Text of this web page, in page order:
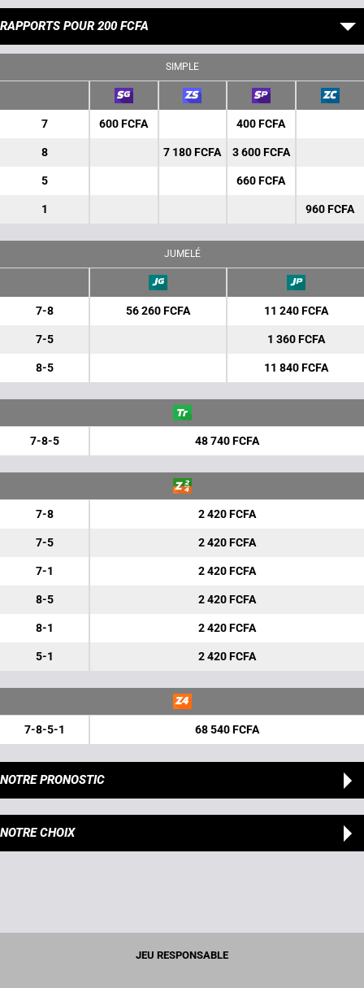
RAPPORTS POUR 200 FCFA
SIMPLE
7 600 FCFA 400 FCFA
8 7 180 FCFA 3 600 FCFA
5 660 FCFA
1 960 FCFA
JUMELÉ
7-8 56 260 FCFA 11 240 FCFA
7-5 1 360 FCFA
8-5 11 840 FCFA
7-8-5 48 740 FCFA
7-8 2 420 FCFA
7-5 2 420 FCFA
7-1 2 420 FCFA
8-5 2 420 FCFA
8-1 2 420 FCFA
5-1 2 420 FCFA
7-8-5-1 68 540 FCFA
NOTRE PRONOSTIC
NOTRE CHOIX
JEU RESPONSABLE